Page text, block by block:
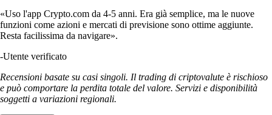
«Uso l'app Crypto.com da 4-5 anni. Era già semplice, ma le nuove
funzioni come azioni e mercati di previsione sono ottime aggiunte.
Resta facilissima da navigare».
-Utente verificato
Recensioni basate su casi singoli. Il trading di criptovalute è rischioso
e può comportare la perdita totale del valore. Servizi e disponibilità
soggetti a variazioni regionali.